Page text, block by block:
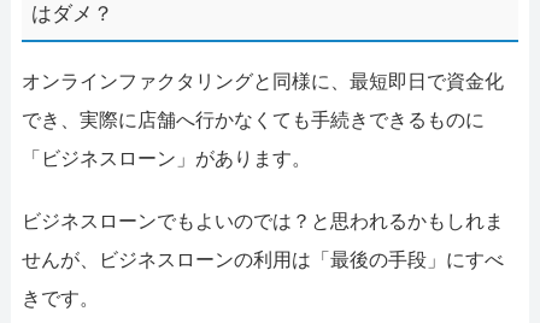
はダメ？
オンラインファクタリングと同様に、最短即日で資金化
でき、実際に店舗へ行かなくても手続きできるものに
「ビジネスローン」があります。
ビジネスローンでもよいのでは？と思われるかもしれま
せんが、ビジネスローンの利用は「最後の手段」にすべ
きです。